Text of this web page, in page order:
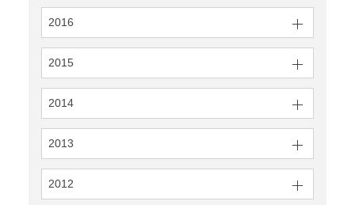
2016
2015
2014
2013
2012